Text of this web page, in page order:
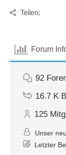
Teilen:
Forum
92
16.7 K
125
Unser
Letzter